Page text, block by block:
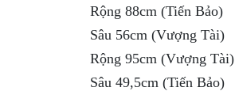
Rộng 88cm (Tiến Bảo)
Sâu 56cm (Vượng Tài)
Rộng 95cm (Vượng Tài)
Sâu 49,5cm (Tiến Bảo)